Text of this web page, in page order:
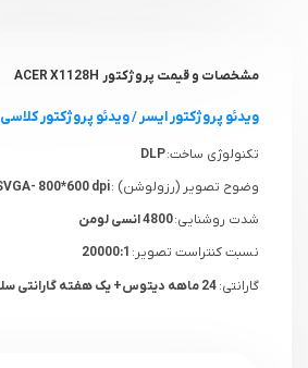
مشخصات و قیمت پروژکتور ACER X1128H
ویدئو پروژکتور ایسر /ویدئو پروژکتور کلاسی
تکنولوژی ساخت:DLP
وضوح تصویر (رزولوشن) :
شدت روشنایی:4800 انسی لومن
نسبت کنتراست تصویر:
گارانتی: